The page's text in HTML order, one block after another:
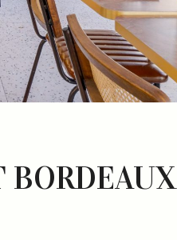
BORDEAUX